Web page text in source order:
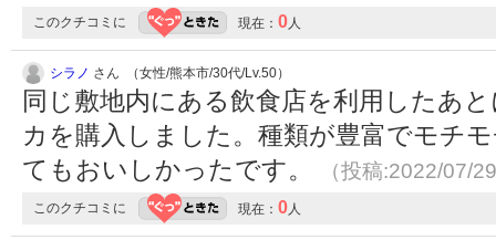
このクチコミに 現在： 0人
シラノ さん （女性/熊本市/30代/Lv.50）
同じ敷地内にある飲食店を利用したあ
カを購入しました。種類が豊富でモチ
てもおいしかったです。
（投稿:2022/07/
このクチコミに 現在： 0人